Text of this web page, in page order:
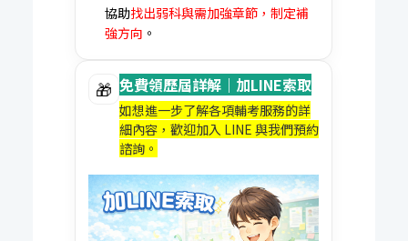
協助找出弱科與需加強章節，制定補
強方向 。
🎁 免費領歷屆詳解｜加LINE索取
如想進一步了解各項輔考服務的詳
細內容，歡迎加入 LINE 與我們預約
諮詢。